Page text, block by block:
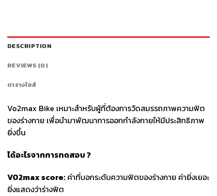
DESCRIPTION
REVIEWS (0)
ตารางไซส์
Vo2max Bike เหมาะสำหรับผู้ที่ต้องการวัดสมรรถภาพความฟิต
ของร่างกาย เพื่อนำมาพัฒนาการออกกำลังกายให้มีประสิทธิภาพ
ยิ่งขึ้น
ได้อะไรจากการทดสอบ?
VO2max score: ค่าที่บอกระดับความฟิตของร่างกาย ค่ายิ่งเยอะ
ยิ่งแสดงว่าร่างฟิต